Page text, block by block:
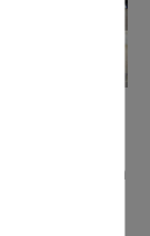
3
ont
la préparation
Le